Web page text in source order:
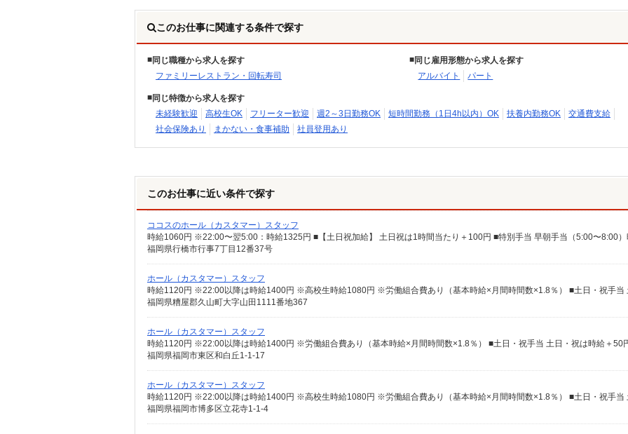
このお仕事に関連する条件で探す
同じ職種から求人を探す
ファミリーレストラン・回転寿司
同じ雇用形態から求人を探す
アルバイト
パート
同じ特徴から求人を探す
未経験歓迎
高校生OK フリーター歓迎 週2～3日勤務OK 短時間勤務（1日4h以内）OK 扶養内勤務OK
交通費支給
社会保険あり
まかない・食事補助 社員登用あり
このお仕事に近い条件で探す
ココスのホール（カスタマー）スタッフ
福岡県行橋市行事7丁目12番37号
ホール（カスタマー）スタッフ
福岡県糟屋郡久山町大字山田1111番地367
ホール（カスタマー）スタッフ
時給1120円 ※22:00以降は時給1400円 ※労働組合費あり（基本時給×月間時間数×1.8％） ■土日・祝手当 土日・祝は時給＋50
福岡県福岡市東区和白丘1-1-17
ホール（カスタマー）スタッフ
福岡県福岡市博多区立花寺1-1-4